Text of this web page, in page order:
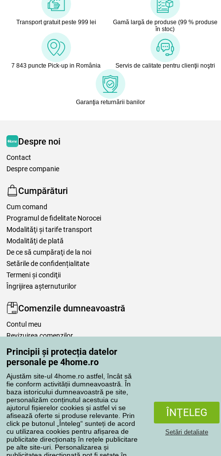
Principii și protecția datelor
personale pe 4home.ro
Ajustăm site-ul 4home.ro astfel, încât să
fie conform activității dumneavoastră. În
baza istoricului dumneavoastră pe site,
personalizăm conținutul acestuia cu
ajutorul fișierelor cookies și astfel vi se
afisează oferte si produse relevante. Prin
click pe butonul „Înteleg“ sunteți de acord
cu utilizarea cookies pentru afișarea de
publicitate direcționatș în rețele publicitare
pe alte site-uri. Personalizarea și
ÎNŢELEG
Setări detaliate
Transport gratuit peste 999 lei
Gamă largă de produse (99 % produse
în stoc)
7 843 puncte Pick-up in România Servis de calitate pentru clienţii noştri
Garanţia returnării banilor
Despre noi
Contact
Despre companie
Cumpărături
Cum comand
Programul de fidelitate Norocei
Modalităţi şi tarife transport
Modalităţi de plată
De ce să cumpăraţi de la noi
Setările de confidențialitate
Termeni şi condiţii
Îngrijirea așternuturilor
Comenzile dumneavoastră
Contul meu
Revizuirea comenzilor
Reclamaţii
Retragere de la contract
Regulile de procesare a recenziilor
Metode de transport
Metode de plată